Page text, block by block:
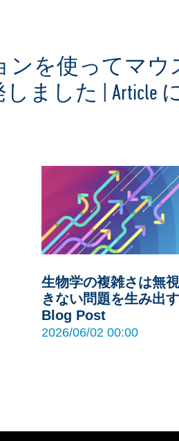
ンを使ってマウ
ました | Article
生物学の複雑さは無
きない問題を生み出す
Blog Post
2026/06/02 00:00